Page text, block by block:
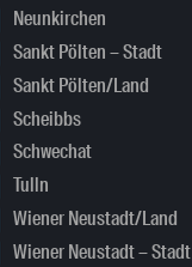
Neunkirchen
Sankt Pölten – Stadt
Sankt Pölten/Land
Scheibbs
Schwechat
Tulln
Wiener Neustadt/Land
Wiener Neustadt – Stadt